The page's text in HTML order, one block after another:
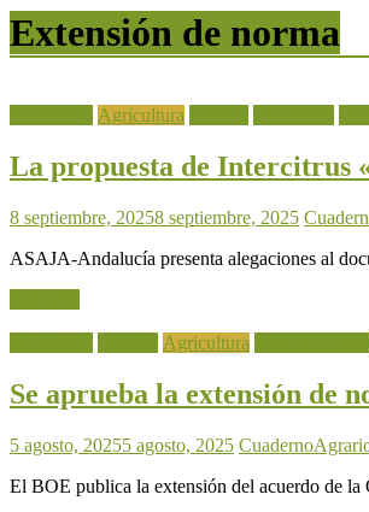
Extensión de norma
Agricultura
La propuesta de Intercitrus
8 septiembre, 20258 septiembre, 2025
ASAJA-Andalucía presenta alegaciones al
Agricultura
Se aprueba la extensión de
5 agosto, 20255 agosto, 2025
El BOE publica la extensión del acuerdo de